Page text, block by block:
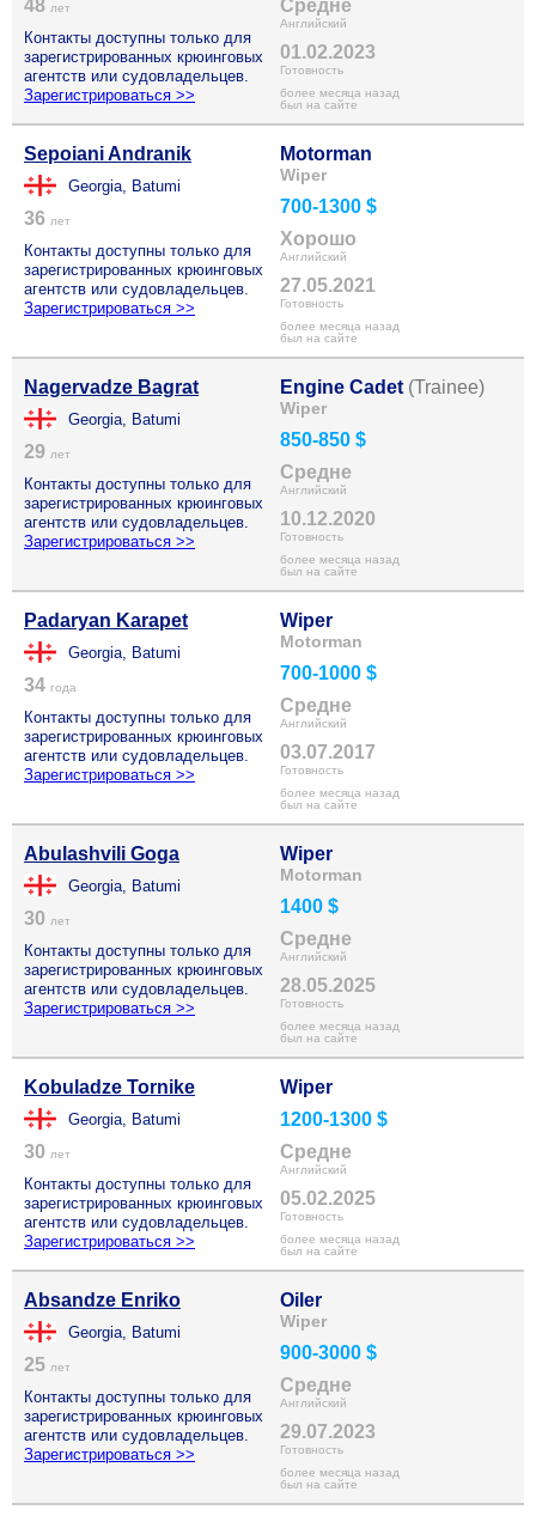
48 лет
Контакты доступны только для
зарегистрированных крюинговых
агентств или судовладельцев.
Зарегистрироваться >>
Средне
Английский
01.02.2023
Готовность
более месяца назад
был на сайте
Sepoiani Andranik
Georgia, Batumi
36 лет
Контакты доступны только для
зарегистрированных крюинговых
агентств или судовладельцев.
Зарегистрироваться >>
Motorman
Wiper
700-1300 $
Хорошо
Английский
27.05.2021
Готовность
более месяца назад
был на сайте
Nagervadze Bagrat
Georgia, Batumi
29 лет
Контакты доступны только для
зарегистрированных крюинговых
агентств или судовладельцев.
Зарегистрироваться >>
Engine Cadet (Trainee)
Wiper
850-850 $
Средне
Английский
10.12.2020
Готовность
более месяца назад
был на сайте
Padaryan Karapet
Georgia, Batumi
34 года
Контакты доступны только для
зарегистрированных крюинговых
агентств или судовладельцев.
Зарегистрироваться >>
Wiper
Motorman
700-1000 $
Средне
Английский
03.07.2017
Готовность
более месяца назад
был на сайте
Abulashvili Goga
Georgia, Batumi
30 лет
Контакты доступны только для
зарегистрированных крюинговых
агентств или судовладельцев.
Зарегистрироваться >>
Wiper
Motorman
1400 $
Средне
Английский
28.05.2025
Готовность
более месяца назад
был на сайте
Kobuladze Tornike
Georgia, Batumi
30 лет
Контакты доступны только для
зарегистрированных крюинговых
агентств или судовладельцев.
Зарегистрироваться >>
Wiper
1200-1300 $
Средне
Английский
05.02.2025
Готовность
более месяца назад
был на сайте
Absandze Enriko
Georgia, Batumi
25 лет
Контакты доступны только для
зарегистрированных крюинговых
агентств или судовладельцев.
Зарегистрироваться >>
Oiler
Wiper
900-3000 $
Средне
Английский
29.07.2023
Готовность
более месяца назад
был на сайте